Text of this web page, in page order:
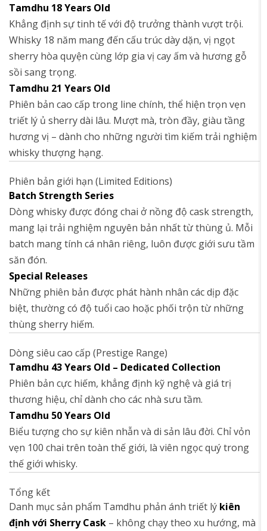
Tamdhu 18 Years Old
Khẳng định sự tinh tế với độ trưởng thành vượt trội.
Whisky 18 năm mang đến cấu trúc dày dặn, vị ngọt
sherry hòa quyện cùng lớp gia vị cay ấm và hương gỗ
sồi sang trọng.
Tamdhu 21 Years Old
Phiên bản cao cấp trong line chính, thể hiện trọn vẹn
triết lý ủ sherry dài lâu. Mượt mà, tròn đầy, giàu tầng
hương vị – dành cho những người tìm kiếm trải nghiệm
whisky thượng hạng.
Phiên bản giới hạn (Limited Editions)
Batch Strength Series
Dòng whisky được đóng chai ở nồng độ cask strength,
mang lại trải nghiệm nguyên bản nhất từ thùng ủ. Mỗi
batch mang tính cá nhân riêng, luôn được giới sưu tầm
săn đón.
Special Releases
Những phiên bản được phát hành nhân các dịp đặc
biệt, thường có độ tuổi cao hoặc phối trộn từ những
thùng sherry hiếm.
Dòng siêu cao cấp (Prestige Range)
Tamdhu 43 Years Old – Dedicated Collection
Phiên bản cực hiếm, khẳng định kỹ nghệ và giá trị
thương hiệu, chỉ dành cho các nhà sưu tầm.
Tamdhu 50 Years Old
Biểu tượng cho sự kiên nhẫn và di sản lâu đời. Chỉ vỏn
vẹn 100 chai trên toàn thế giới, là viên ngọc quý trong
thế giới whisky.
Tổng kết
Danh mục sản phẩm Tamdhu phản ánh triết lý kiên
định với Sherry Cask – không chạy theo xu hướng, mà